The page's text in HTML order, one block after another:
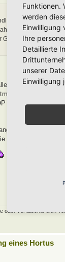
zur Anmeldung
warten. Ok, der
Garten ein Hortus ist.
nochmal neu
2 Wochen an
doch länger
am meiste fehlt.
und die
verfälschte sich
eines Hortus
Funktionen.
werden
Einwilligung
Ihre
Detaillierte
unserer
Einwilligung